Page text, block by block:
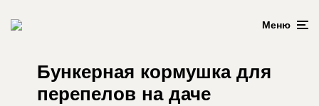
Меню
Бункерная кормушка для
перепелов на даче